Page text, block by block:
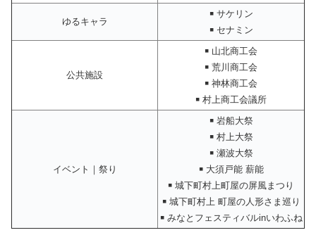
ゆるキャラ
￭ サケリン
￭ セナミン
公共施設
￭ 山北商工会
￭ 荒川商工会
￭ 神林商工会
￭ 村上商工会議所
イベント｜祭り
￭ 岩船大祭
￭ 村上大祭
￭ 瀬波大祭
￭ 大須戸能 薪能
￭ 城下町村上町屋の屏風まつり
￭ 城下町村上 町屋の人形さま巡り
￭ みなとフェスティバルinいわふね